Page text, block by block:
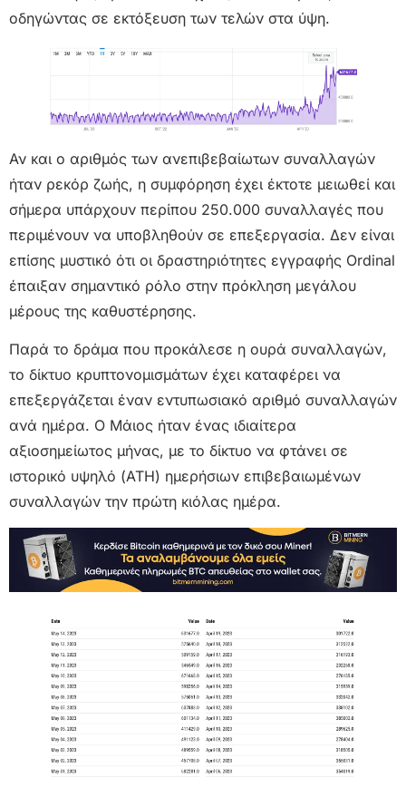
οδηγώντας σε εκτόξευση των τελών στα ύψη.
Αν και ο αριθμός των ανεπιβεβαίωτων συναλλαγών
ήταν ρεκόρ ζωής, η συμφόρηση έχει έκτοτε μειωθεί και
σήμερα υπάρχουν περίπου 250.000 συναλλαγές που
περιμένουν να υποβληθούν σε επεξεργασία. Δεν είναι
επίσης μυστικό ότι οι δραστηριότητες εγγραφής Ordinal
έπαιξαν σημαντικό ρόλο στην πρόκληση μεγάλου
μέρους της καθυστέρησης.
Παρά το δράμα που προκάλεσε η ουρά συναλλαγών,
το δίκτυο κρυπτονομισμάτων έχει καταφέρει να
επεξεργάζεται έναν εντυπωσιακό αριθμό συναλλαγών
ανά ημέρα. Ο Μάιος ήταν ένας ιδιαίτερα
αξιοσημείωτος μήνας, με το δίκτυο να φτάνει σε
ιστορικό υψηλό (ATH) ημερήσιων επιβεβαιωμένων
συναλλαγών την πρώτη κιόλας ημέρα.